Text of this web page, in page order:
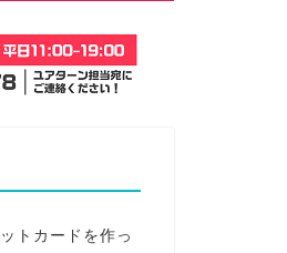
トカードを作っ